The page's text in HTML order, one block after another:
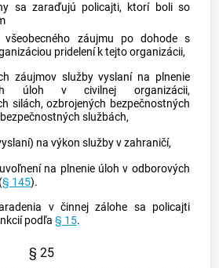
sa zaraďujú policajti, ktorí boli so
záujmu po dohode s
pridelení k tejto organizácii,
záujmov služby vyslaní na plnenie
úloh v civilnej organizácii,
silách, ozbrojených bezpečnostných
službách,
na výkon služby v zahraničí,
na plnenie úloh v odborových
§ 145).
v činnej zálohe sa policajti
podľa § 15.
§ 25